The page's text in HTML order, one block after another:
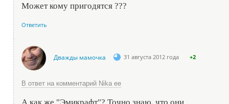
Может кому пригодятся ???
Ответить
Дважды мамочка 31 августа 2012 года +2
В ответ на комментарий Nika ee
А как же "Эмикрафт"? Точно знаю, что они